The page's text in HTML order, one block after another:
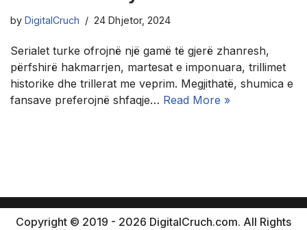
by DigitalCruch 24 Dhjetor, 2024
Serialet turke ofrojnë një gamë të gjerë zhanresh,
përfshirë hakmarrjen, martesat e imponuara, trillimet
historike dhe trillerat me veprim. Megjithatë, shumica e
fansave preferojnë shfaqje… Read More »
Copyright © 2019 - 2026 DigitalCruch.com. All Rights